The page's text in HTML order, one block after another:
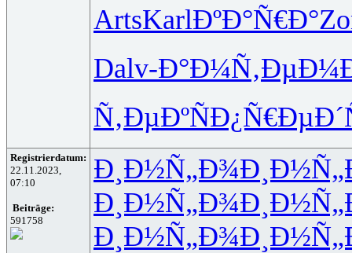
ArtsKarlÐºÐ°Ñ€Ð°
Dalv-Ð°Ð¼Ñ‚
Ñ‚ÐµÐºÑÐ¿Ñ€ÐµÐ´
Registrierdatum:
22.11.2023,
07:10
Beiträge:
591758
Ð¸Ð½Ñ„Ð¾
Ð¸Ð½Ñ„Ð¾
Ð¸Ð½Ñ„Ð¾